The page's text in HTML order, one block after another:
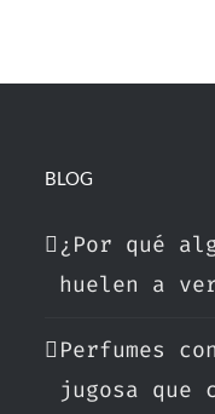
BLOG
¿Por qué
huelen a
Perfumes
jugosa que